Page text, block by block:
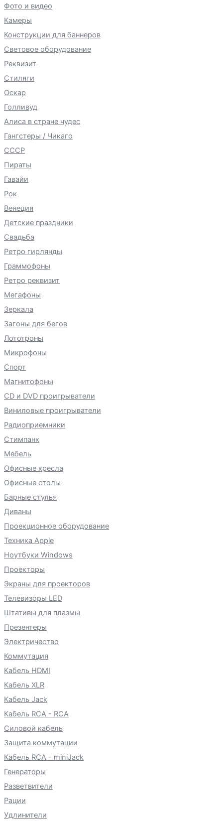
Фото и видео
Камеры
Конструкции для баннеров
Световое оборудование
Реквизит
Стиляги
Оскар
Голливуд
Алиса в стране чудес
Гангстеры / Чикаго
СССР
Пираты
Гавайи
Рок
Венеция
Детские праздники
Свадьба
Ретро гирлянды
Граммофоны
Ретро реквизит
Мегафоны
Зеркала
Загоны для бегов
Лототроны
Микрофоны
Спорт
Магнитофоны
CD и DVD проигрыватели
Виниловые проигрыватели
Радиоприемники
Стимпанк
Мебель
Офисные кресла
Офисные столы
Барные стулья
Диваны
Проекционное оборудование
Техника Apple
Ноутбуки Windows
Проекторы
Экраны для проекторов
Телевизоры LED
Штативы для плазмы
Презентеры
Электричество
Коммутация
Кабель HDMI
Кабель XLR
Кабель Jack
Кабель RCA - RCA
Силовой кабель
Защита коммутации
Кабель RCA - miniJack
Генераторы
Разветвители
Рации
Удлинители